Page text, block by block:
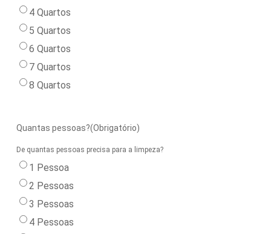
4 Quartos
5 Quartos
6 Quartos
7 Quartos
8 Quartos
Quantas pessoas?(Obrigatório)
De quantas pessoas precisa para a limpeza?
1 Pessoa
2 Pessoas
3 Pessoas
4 Pessoas